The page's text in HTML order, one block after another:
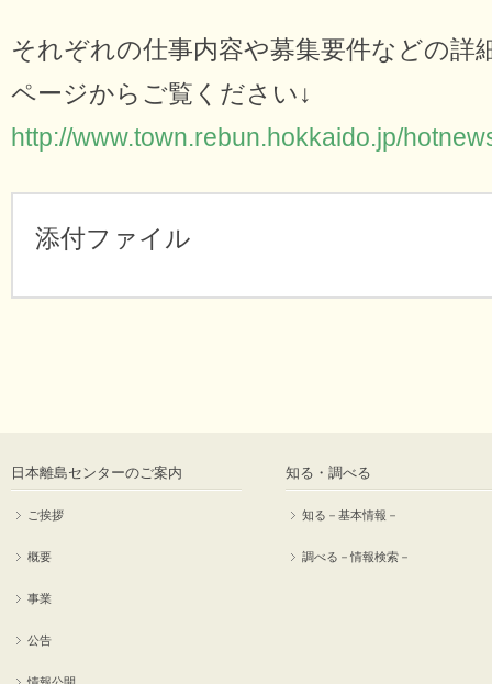
それぞれの仕事内容や募集要件などの詳
ページからご覧ください↓
http://www.town.rebun.hokkaido.jp/
添付ファイル
日本離島センターのご案内
ご挨拶
概要
事業
公告
知る・調べる
知る－基本情報－
調べる－情報検索－